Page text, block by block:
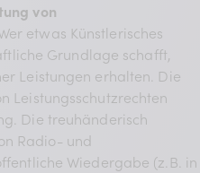
von
etwas Künstlerisches
Grundlage schafft,
Leistungen erhalten. Die
Leistungsschutzrechten
Die treuhänderisch
Radio- und
Wiedergabe (z.B. in